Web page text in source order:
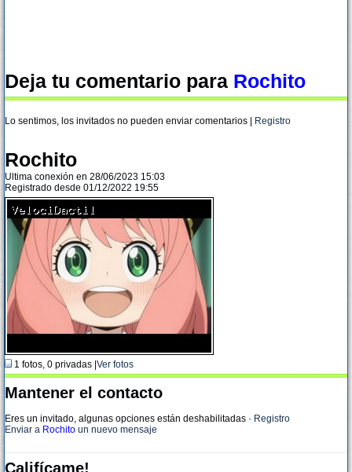
Deja tu comentario para Rochito
Lo sentimos, los invitados no pueden enviar comentarios | Registro
Rochito
Ultima conexión en 28/06/2023 15:03
Registrado desde 01/12/2022 19:55
1 fotos, 0 privadas | Ver fotos
Mantener el contacto
Eres un invitado, algunas opciones están deshabilitadas · Registro
Enviar a Rochito un nuevo mensaje
Califícame!